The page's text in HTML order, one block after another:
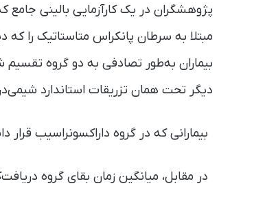
مبتلا به سرطان پانکراس متاستاتیک را که
بیماران به‌طور تصادفی به دو گروه تقسیم
دیگر تحت همان تزریقات استاندارد
بیمارانی که در گروه داراکسونراسیب قرار داشتند، به‌طور
در مقابل، میانگین زمان بقای گروه دریافت‌کننده